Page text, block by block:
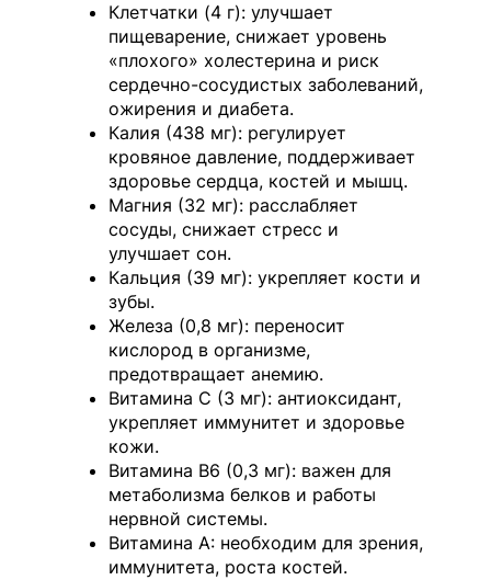
Клетчатки (4 г): улучшает
пищеварение, снижает уровень
«плохого» холестерина и риск
сердечно-сосудистых заболеваний,
ожирения и диабета.
Калия (438 мг): регулирует
кровяное давление, поддерживает
здоровье сердца, костей и мышц.
Магния (32 мг): расслабляет
сосуды, снижает стресс и
улучшает сон.
Кальция (39 мг): укрепляет кости и
зубы.
Железа (0,8 мг): переносит
кислород в организме,
предотвращает анемию.
Витамина С (3 мг): антиоксидант,
укрепляет иммунитет и здоровье
кожи.
Витамина B6 (0,3 мг): важен для
метаболизма белков и работы
нервной системы.
Витамина А: необходим для зрения,
иммунитета, роста костей.